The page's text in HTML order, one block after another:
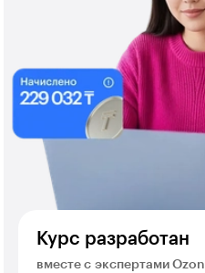
Курс разработан
вместе с экспертами Ozon